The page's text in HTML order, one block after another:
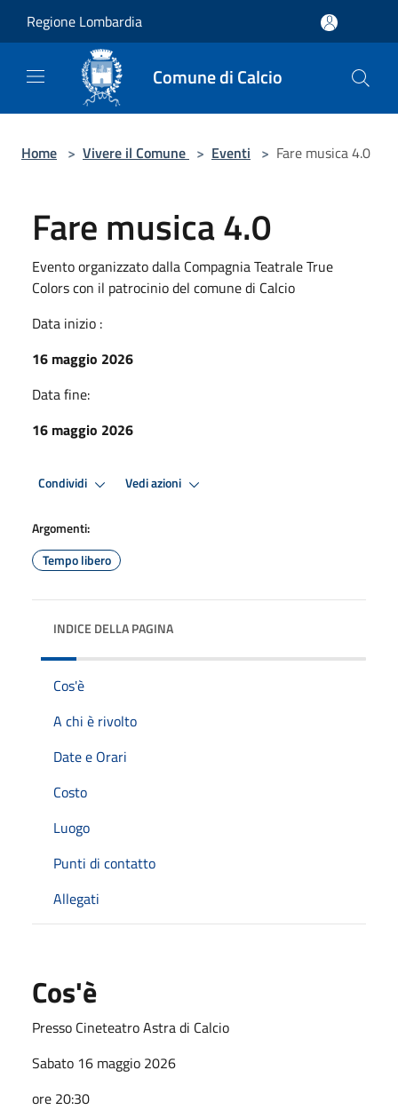
Regione Lombardia
Comune di Calcio
Home > Vivere il Comune > Eventi > Fare musica 4.0
Fare musica 4.0
Evento organizzato dalla Compagnia Teatrale True
Colors con il patrocinio del comune di Calcio
Data inizio :
16 maggio 2026
Data fine:
16 maggio 2026
Condividi Vedi azioni
Argomenti:
Tempo libero
INDICE DELLA PAGINA
Cos'è
A chi è rivolto
Date e Orari
Costo
Luogo
Punti di contatto
Allegati
Cos'è
Presso Cineteatro Astra di Calcio
Sabato 16 maggio 2026
ore 20:30